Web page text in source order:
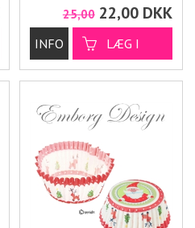
25,00 22,00 DKK